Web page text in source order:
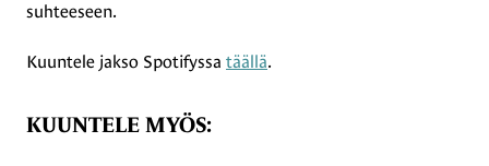
suhteeseen.
Kuuntele jakso Spotifyssa täällä.
KUUNTELE MYÖS: